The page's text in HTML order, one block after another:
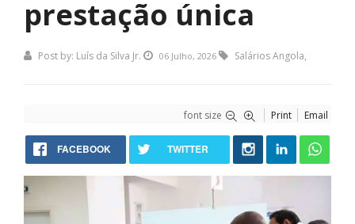
prestação única
Post by: Luís da Silva Jr. 06 Julho, 2026 Salários Angola,
font size Print Email
FACEBOOK TWITTER